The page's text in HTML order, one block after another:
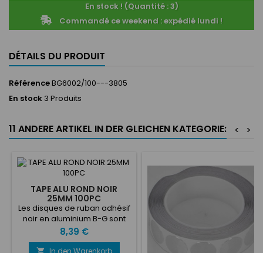
En stock ! (Quantité : 3)
Commandé ce weekend : expédié lundi !
DÉTAILS DU PRODUIT
RéférenceBG6002/100---3805
En stock 3 Produits
11 ANDERE ARTIKEL IN DER GLEICHEN KATEGORIE: >
<
TAPE ALU ROND NOIR
25MM 100PC
Les disques de ruban adhésif
noir en aluminium B-G sont
fournis sous forme de
disques prédécoupés de 12
mm, 25 mm ou 45 mm de
Preis
8,39 €
 In den Warenkorb